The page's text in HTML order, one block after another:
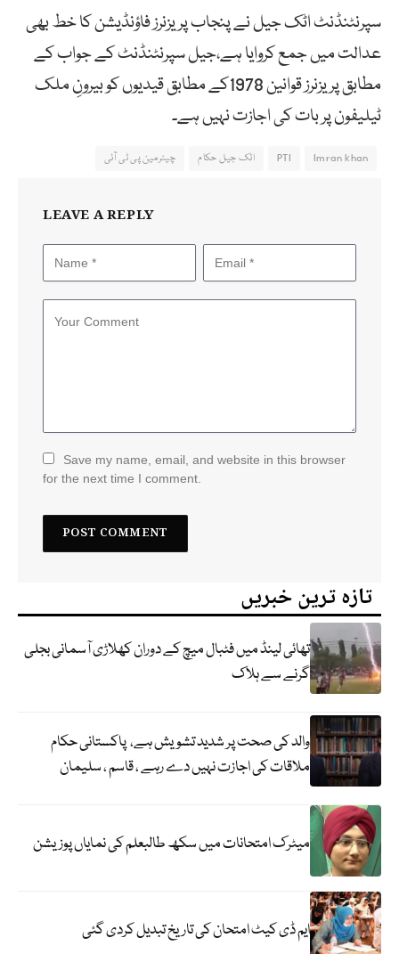
سپرنٹنڈنٹ اٹک جیل نے پنجاب پریزنرز فاؤنڈیشن کا خط بھی
عدالت میں جمع کروایا ہے،جیل سپرنٹنڈنٹ کے جواب کے
مطابق پریزنرز قوانین 1978کے مطابق قیدیوں کو بیرونِ ملک
ٹیلیفون پر بات کی اجازت نہیں ہے۔
Imran khan
PTI اٹک جیل حکام چیئرمین پی ٹی آئی
LEAVE A REPLY
Save my name, email, and website in this browser
for the next time I comment.
تازہ ترین خبریں
تھائی لینڈ میں فٹبال میچ کے دوران کھلاڑی آسمانی بجلی
گرنے سے ہلاک
والد کی صحت پر شدید تشویش ہے، پاکستانی حکام
ملاقات کی اجازت نہیں دے رہے ، قاسم ، سلیمان
میٹرک امتحانات میں سکھ طالبعلم کی نمایاں پوزیشن
ایم ڈی کیٹ امتحان کی تاریخ تبدیل کردی گئی